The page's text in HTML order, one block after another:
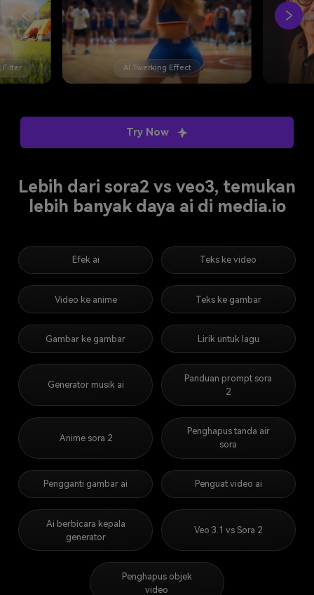
AI Age Filter
Try Now
Lebih dari sora2 vs veo3, temukan
lebih banyak daya ai di media.io
Efek ai Teks ke video
Video ke anime Teks ke gambar
Gambar ke gambar Lirik untuk lagu
Generator musik ai
Panduan prompt sora
2
Anime sora 2
Penghapus tanda air
sora
Pengganti gambar ai Penguat video ai
Ai berbicara kepala
generator
Veo 3.1 vs Sora 2
Penghapus objek
video